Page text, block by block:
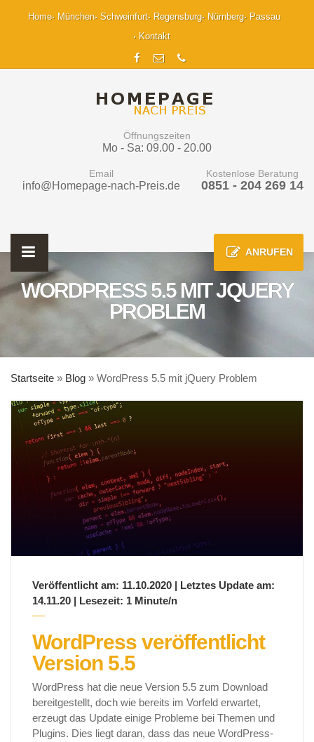
Home München Schweinfurt Regensburg Nürnberg
Passau
Kontakt
Öffnungszeiten
Mo - Sa: 09.00 - 20.00
Email
info@Homepage-nach-Preis.de
Kostenlose Beratung
0851 - 204 269 14
ANRUFEN
WORDPRESS 5.5 MIT JQUERY
PROBLEM
Startseite » Blog » WordPress 5.5 mit jQuery Problem
Veröffentlicht am: 11.10.2020 | Letztes Update am:
14.11.20 | Lesezeit: 1 Minute/n
WordPress veröffentlicht
Version 5.5
WordPress hat die neue Version 5.5 zum Download
bereitgestellt, doch wie bereits im Vorfeld erwartet,
erzeugt das Update einige Probleme bei Themen und
Plugins. Dies liegt daran, dass das neue WordPress-